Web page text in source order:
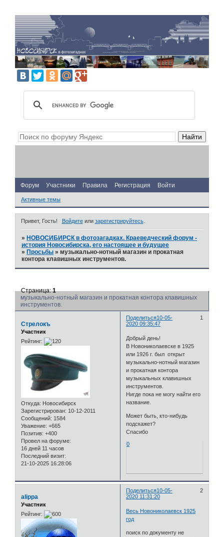
Форум Участники Правила Регистрация Войти
Активные темы
Привет, Гость! Войдитеили зарегистрируйтесь.
» НОВОСИБИРСК в фотозагадках. Краеведческий форум -
история Новосибирска, его настоящее и будущее
» Просьбы »музыкально-нотный магазин и прокатная
контора клавишных инструментов.
музыкально-нотный магазин и прокатная контора клавишных
инструментов.
Страница:1
Поделиться 1
10-05-
2020 09:35:47
Стрелокъ
Участник
Рейтинг:
Откуда: Новосибирск
Зарегистрирован: 10-12-2011
Сообщений: 1584
Уважение: +665
Позитив: +400
Провел на форуме:
16 дней 11 часов
Последний визит:
21-10-2025 16:28:06
Добрый день!
В Новониколаевске в 1925
или 1926 г. был открыт
музыкально-нотный магазин
и прокатная контора
музыкальных клавишных
инструментов.
Нигде пока не могу найти его
название.
Может быть, кто-нибудь
подскажет?
Спасибо
0
Поделиться 2
10-05-
2020 11:31:20
alippa
Участник
Рейтинг:
Весь Новониколаевск 1925
год
поиск по документу не